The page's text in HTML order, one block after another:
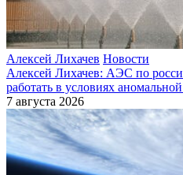
Алексей Лихачев Новости
Алексей Лихачев: АЭС по
работать в условиях
7 августа 2026